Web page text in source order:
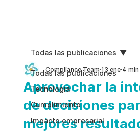
Todas las publicaciones
Tecnologia
Cumplimiento
Impacto empresarial
Todas las publicaciones
Aprovechar la
de decisiones
mejores
Compliance Team 13 ene 4